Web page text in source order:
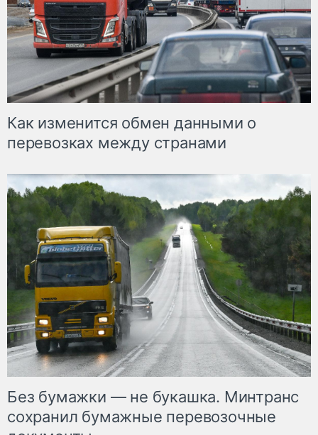
Как изменится обмен данными о
перевозках между странами
Без бумажки — не букашка. Минтранс
сохранил бумажные перевозочные